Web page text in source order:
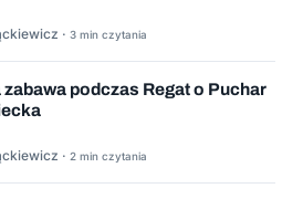
· 3 min czytania
zabawa podczas Regat o Puchar
· 2 min czytania